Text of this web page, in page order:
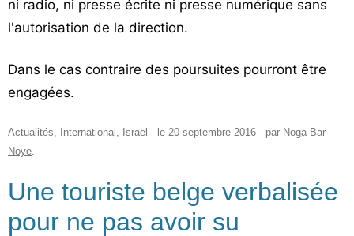
ni radio, ni presse écrite ni presse numérique sans
l'autorisation de la direction.
Dans le cas contraire des poursuites pourront être
engagées.
Actualités, International , Israël - le 20 septembre 2016 - par Noga Bar-
Noye.
Une touriste belge verbalisée
pour ne pas avoir su